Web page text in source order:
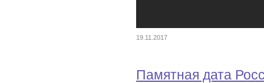
19.11.2017
Памятная дата